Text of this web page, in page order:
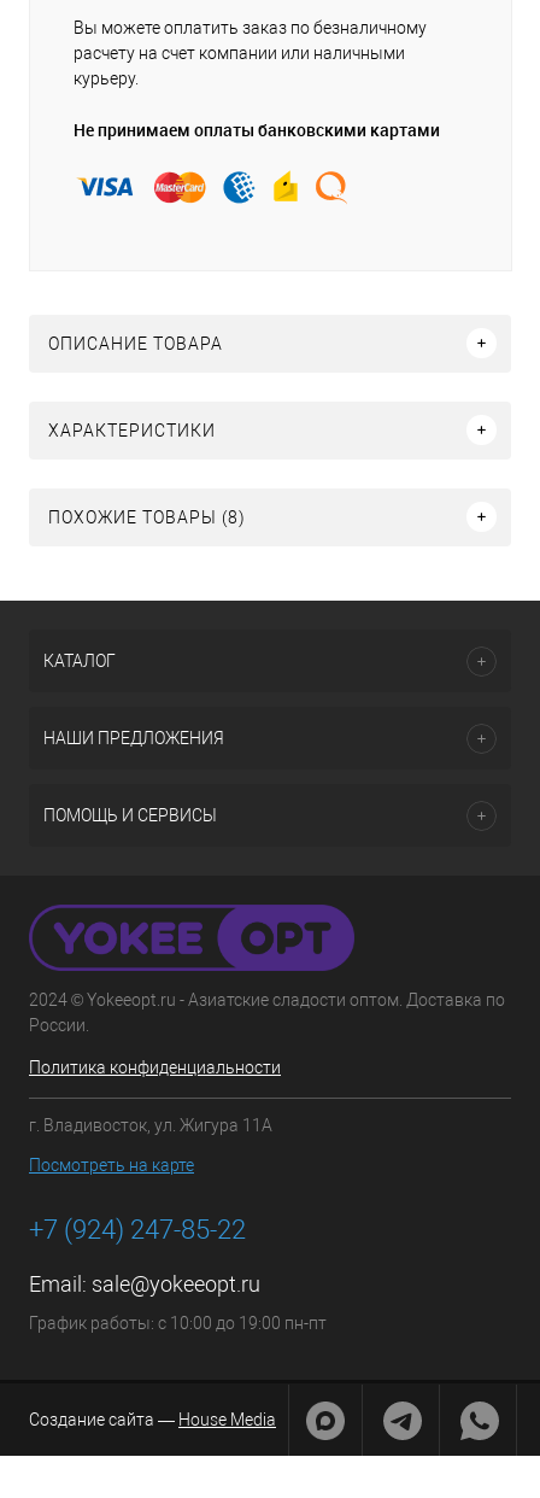
Вы можете оплатить заказ по безналичному
расчету на счет компании или наличными
курьеру.
Не принимаем оплаты банковскими картами
ОПИСАНИЕ ТОВАРА
ХАРАКТЕРИСТИКИ
ПОХОЖИЕ ТОВАРЫ (8)
КАТАЛОГ
НАШИ ПРЕДЛОЖЕНИЯ
ПОМОЩЬ И СЕРВИСЫ
2024 © Yokeeopt.ru - Азиатские сладости оптом. Доставка по
России.
Политика конфиденциальности
г. Владивосток, ул. Жигура 11А
Посмотреть на карте
+7 (924) 247-85-22
Email: sale@yokeeopt.ru
График работы: с 10:00 до 19:00 пн-пт
Создание сайта — House Media